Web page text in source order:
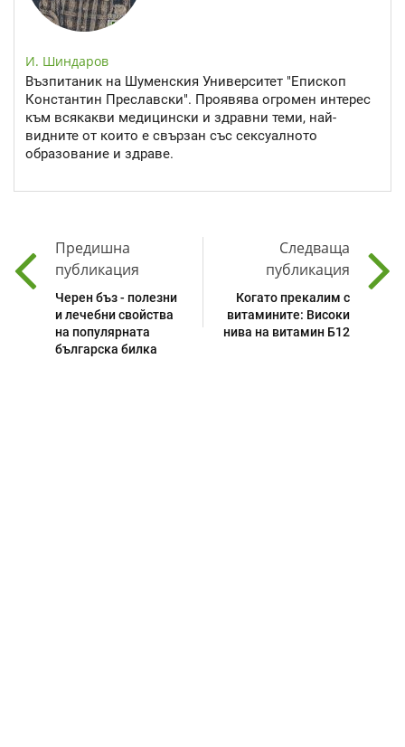
И. Шиндаров
Възпитаник на Шуменския Университет "Епископ
Константин Преславски". Проявява огромен интерес
към всякакви медицински и здравни теми, най-
видните от които е свързан със сексуалното
образование и здраве.
Предишна
публикация
Черен бъз - полезни
и лечебни свойства
на популярната
българска билка
Следваща
публикация
Когато прекалим с
витамините: Високи
нива на витамин Б12